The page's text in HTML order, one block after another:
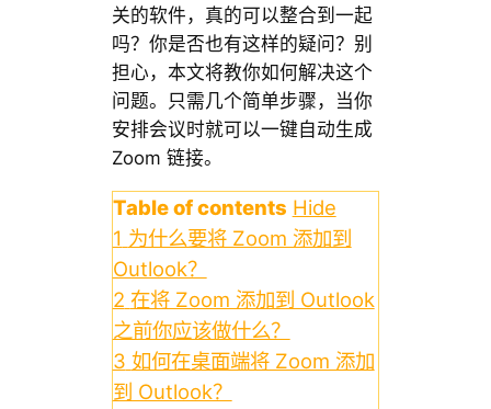
关的软件，真的可以整合到一起
吗？你是否也有这样的疑问？别
担心，本文将教你如何解决这个
问题。只需几个简单步骤，当你
安排会议时就可以一键自动生成
Zoom 链接。
Table of contents Hide
1 为什么要将 Zoom 添加到
Outlook？
2 在将 Zoom 添加到 Outlook
之前你应该做什么？
3 如何在桌面端将 Zoom 添加
到 Outlook？